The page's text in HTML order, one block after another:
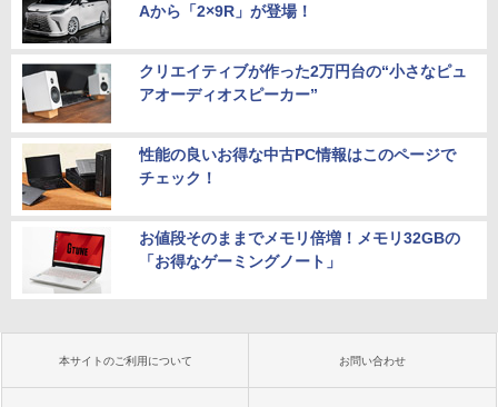
Aから「2×9R」が登場！
クリエイティブが作った2万円台の“小さなピュ
アオーディオスピーカー”
性能の良いお得な中古PC情報はこのページで
チェック！
お値段そのままでメモリ倍増！メモリ32GBの
「お得なゲーミングノート」
本サイトのご利用について お問い合わせ